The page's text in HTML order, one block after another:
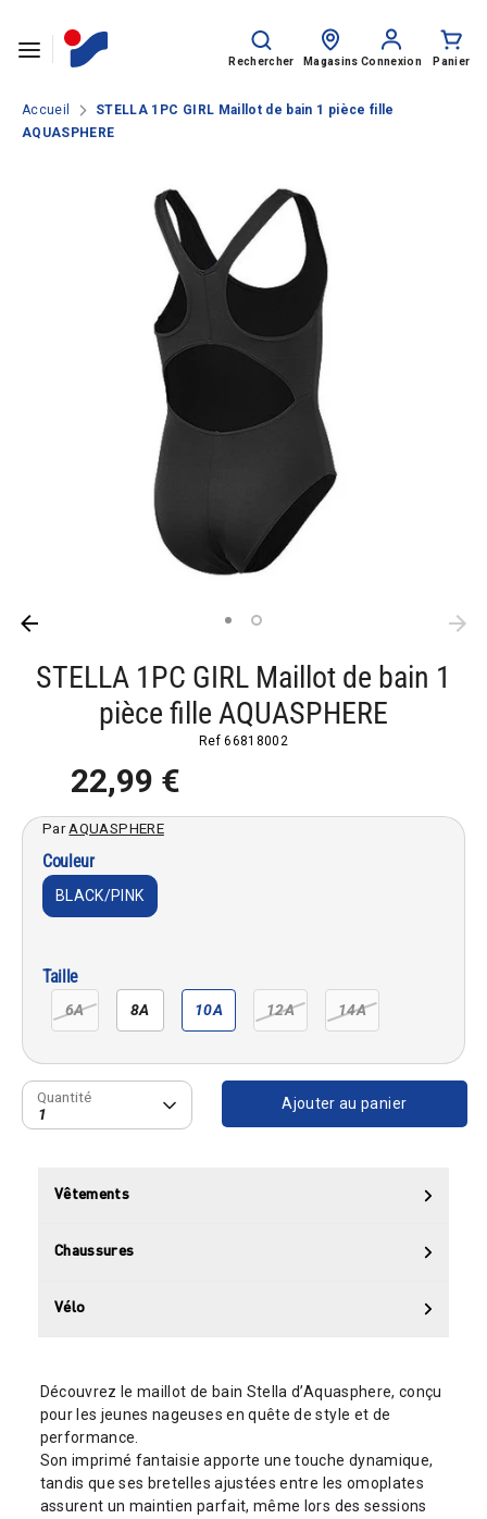
Rechercher
Recherche
Rechercher
sur
Magasins Connexion Panier
SPORTS
Rentrée des classes
CLUBS ET COLLECTIVITÉS
Accueil
STELLA 1PC GIRL Maillot de bain 1 pièce fille
AQUASPHERE
STELLA 1PC GIRL Maillot de bain 1
pièce fille AQUASPHERE
Ref66818002
22,99 €
ParAQUASPHERE
Couleur
BLACK/PINK
Taille
6A 8A 10A 12A 14A
Quantité
1
Quantité Ajouter au panier
Vêtements
Chaussures
Vélo
Découvrez le maillot de bain Stella d’Aquasphere, conçu
pour les jeunes nageuses en quête de style et de
performance.
Son imprimé fantaisie apporte une touche dynamique,
tandis que ses bretelles ajustées entre les omoplates
assurent un maintien parfait, même lors des sessions